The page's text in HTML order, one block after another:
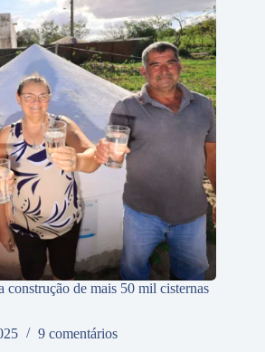
construção de mais 50 mil cisternas
9 comentários